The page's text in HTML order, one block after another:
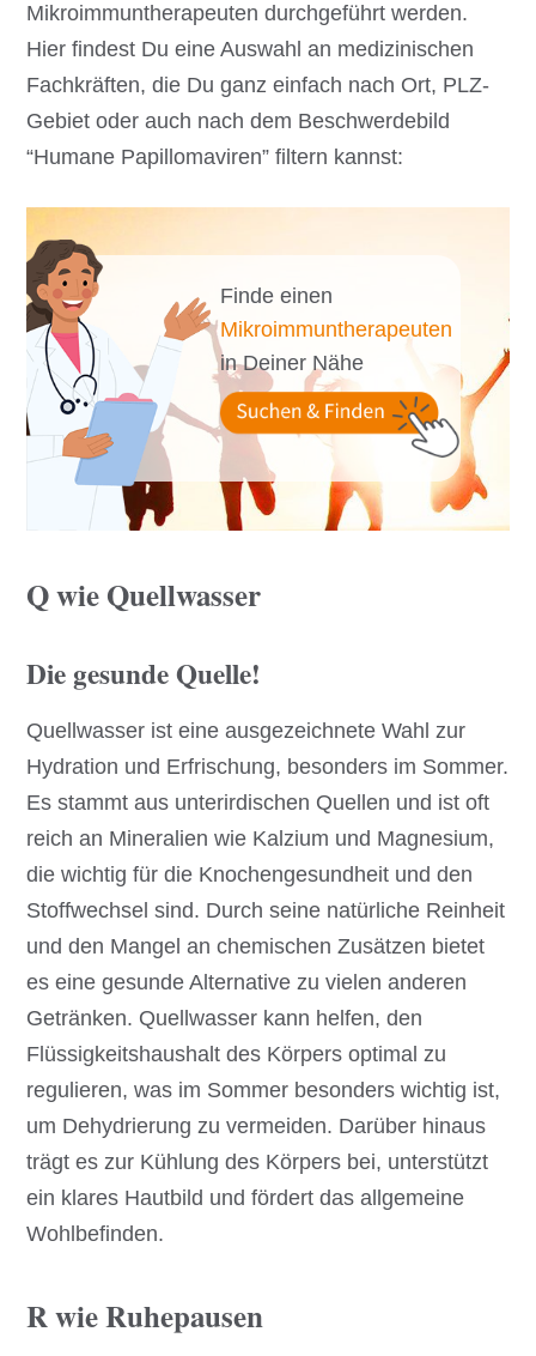
Mikroimmuntherapeuten durchgeführt werden.
Hier findest Du eine Auswahl an medizinischen
Fachkräften, die Du ganz einfach nach Ort, PLZ-
Gebiet oder auch nach dem Beschwerdebild
“Humane Papillomaviren” filtern kannst:
Finde einen
Mikroimmuntherapeuten
in Deiner Nähe
Q wie Quellwasser
Die gesunde Quelle!
Quellwasser ist eine ausgezeichnete Wahl zur
Hydration und Erfrischung, besonders im Sommer.
Es stammt aus unterirdischen Quellen und ist oft
reich an Mineralien wie Kalzium und Magnesium,
die wichtig für die Knochengesundheit und den
Stoffwechsel sind. Durch seine natürliche Reinheit
und den Mangel an chemischen Zusätzen bietet
es eine gesunde Alternative zu vielen anderen
Getränken. Quellwasser kann helfen, den
Flüssigkeitshaushalt des Körpers optimal zu
regulieren, was im Sommer besonders wichtig ist,
um Dehydrierung zu vermeiden. Darüber hinaus
trägt es zur Kühlung des Körpers bei, unterstützt
ein klares Hautbild und fördert das allgemeine
Wohlbefinden.
R wie Ruhepausen